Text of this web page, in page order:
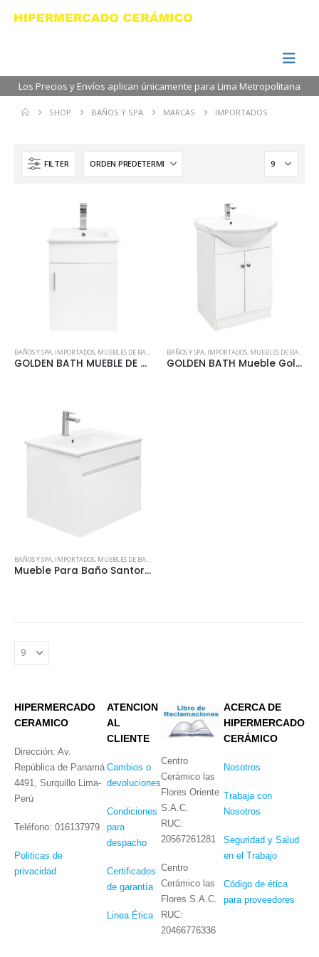
Los Precios y Envíos aplican únicamente para Lima Metropolitana
SHOP BAÑOS Y SPA MARCAS IMPORTADOS
FILTER
BAÑOS Y SPA, IMPORTADOS, MUEBLES DE BAÑO
GOLDEN BATH MUEBLE DE BAÑO GOLDEN BATH LHOTSE BLANCO (PR410) SUSP INC. LAVAT C/REBOSE 41X41X55 CM
BAÑOS Y SPA, IMPORTADOS, MUEBLES DE BAÑO
GOLDEN BATH Mueble Golden Bath Vancouver Blanco (Fm600) 61X47X87 Cm Inc. Lavat C/Reb
BAÑOS Y SPA, IMPORTADOS, MUEBLES DE BAÑO
Mueble Para Baño Santorini – Blanco
HIPERMERCADO
CERAMICO
Dirección: Av.
República de Panamá
4491, Surquillo Lima-
Perú
Teléfono: 016137979
Politicas de
privacidad
ATENCION
AL
CLIENTE
Cambios o
devoluciones
Condiciones
para
despacho
Certificados
de garantía
Linea Ética
Centro
Cerámico las
Flores Oriente
S.A.C.
RUC:
20567261281
Centro
Cerámico las
Flores S.A.C.
RUC:
20466776336
ACERCA DE
HIPERMERCADO
CERÁMICO
Nosotros
Trabaja con
Nosotros
Seguridad y Salud
en el Trabajo
Código de ética
para proveedores